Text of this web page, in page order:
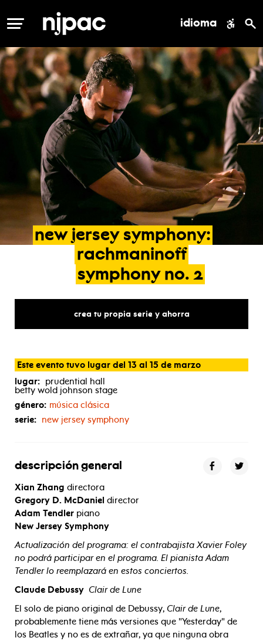
MENÚ idioma
new jersey symphony:
rachmaninoff
symphony no. 2
crea tu propia serie y ahorra
Este evento tuvo lugar del 13 al 15 de marzo
lugar: prudential hall
betty wold johnson stage
género: música clásica
serie: new jersey symphony
descripción general
Xian Zhang directora
Gregory D. McDaniel director
Adam Tendler piano
New Jersey Symphony
Actualización del programa: el contrabajista Xavier Foley
no podrá participar en el programa. El pianista Adam
Tendler lo reemplazará en estos conciertos.
Claude Debussy Clair de Lune
El solo de piano original de Debussy, Clair de Lune,
probablemente tiene más versiones que "Yesterday" de
los Beatles y no es de extrañar, ya que ninguna obra